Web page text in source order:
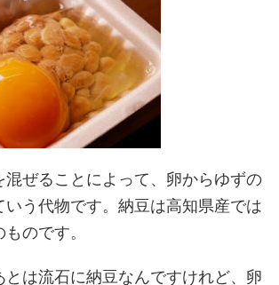
混ぜることによって、卵からゆずの
いう代物です。納豆は高知県産では
のです。
とは流石に納豆なんですけれど、卵